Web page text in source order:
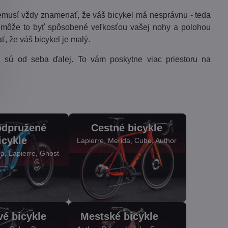
vždy znamenať, že váš bicykel má nesprávnu - teda
to byť spôsobené veľkosťou vašej nohy a polohou
že váš bicykel je malý.
od seba ďalej. To vám poskytne viac priestoru na
Lapierre, Ghost
Cestné bicykle
Lapierre, Merida, Cube, Author
bicykle Mestské bicykle